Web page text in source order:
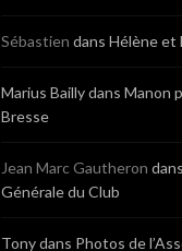
Sébastien dans Hélène et
Marius Baillydans Manon
Bresse
Jean Marc Gautheron dans
Générale du Club
Tonydans Photos de